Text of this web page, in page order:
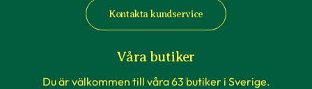
Kontakta kundservice
Våra butiker
Du är välkommen till våra 63 butiker i Sverige.